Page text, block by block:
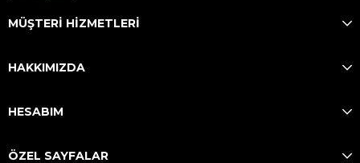
MÜŞTERİ HİZMETLERİ
HAKKIMIZDA
HESABIM
ÖZEL SAYFALAR